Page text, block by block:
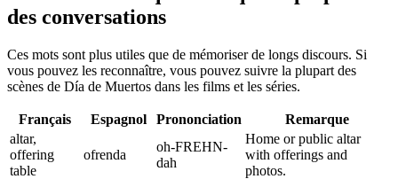
des conversations
Ces mots sont plus utiles que de mémoriser de longs discours. Si
vous pouvez les reconnaître, vous pouvez suivre la plupart des
scènes de Día de Muertos dans les films et les séries.
Français Espagnol Prononciation
Remarque
altar,
offering
table
ofrenda
oh-FREHN-
dah
Home or public altar
with offerings and
photos.